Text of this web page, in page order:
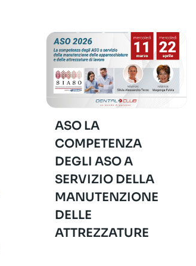
ASO LA
COMPETENZA
DEGLI ASO A
SERVIZIO DELLA
MANUTENZIONE
DELLE
ATTREZZATURE